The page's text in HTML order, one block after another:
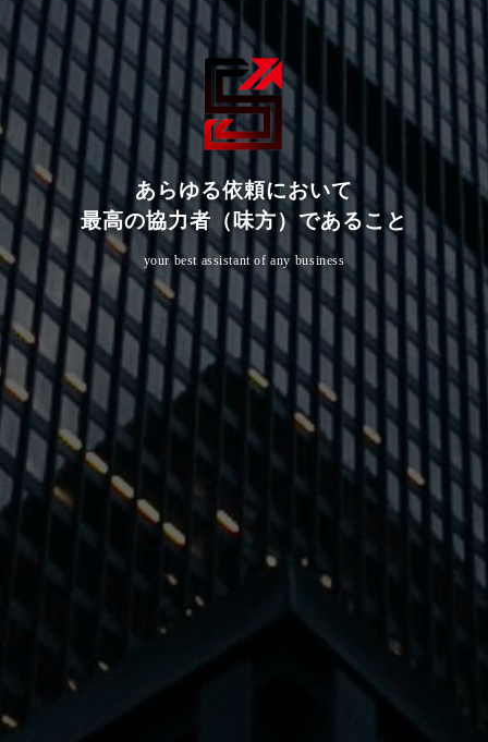
あらゆる依頼において
最高の協力者（味方）であること
your best assistant of any business